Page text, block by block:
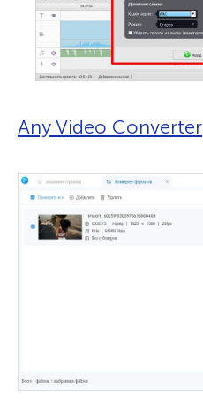
Any Video Converter